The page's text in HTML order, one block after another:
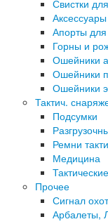
Свистки
Апорты для
Горны и
Ошейники
Ошейники
Ошейники
Тактич.
Подсумки
Ремни
Медицина
Прочее
Сигнал
Арбалеты,